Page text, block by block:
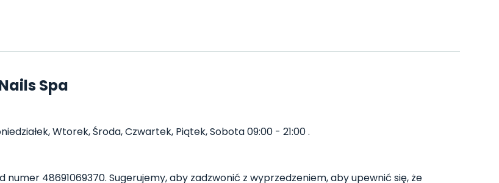
Spa
Wtorek, Środa, Czwartek, Piątek, Sobota 09:00 - 21:00 .
48691069370. Sugerujemy, aby zadzwonić z wyprzedzeniem, aby upewnić się, że